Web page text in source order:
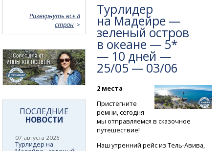
Турлидер
на Мадейре —
зеленый остров
в океане — 5*
— 10 дней —
25/05 — 03/06
2 места
Пристегните
ремни, сегодня
мы отправляемся в сказочное
путешествие!
Наш утренний рейсиз Тель-Авива,
Развернуть все 8
стран
ПОСЛЕДНИЕ
НОВОСТИ
07 августа 2026
Турлидер на